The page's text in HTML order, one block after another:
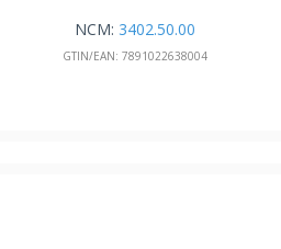
NCM: 3402.50.00
GTIN/EAN: 7891022638004